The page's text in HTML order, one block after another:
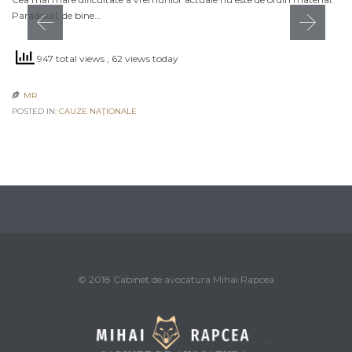
Paradoxal, de bine…
947 total views , 62 views today
 MR
POSTED IN: CAUZE NAŢIONALE
© 2018 Cabinet de avocatura Mihai Rapcea